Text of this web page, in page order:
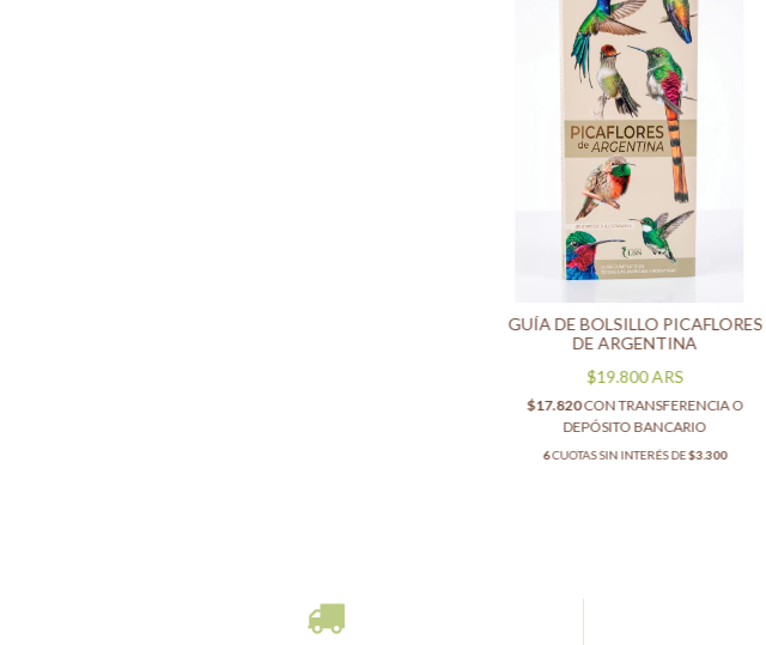
GUÍA DE BOLSILLO PICAFLORES
DE ARGENTINA
$19.800ARS
$17.820CONTRANSFERENCIA O
DEPÓSITO BANCARIO
6CUOTAS SIN INTERÉS DE$3.300